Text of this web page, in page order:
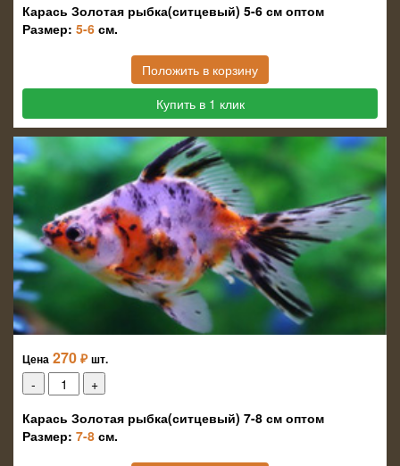
Карась Золотая рыбка(ситцевый) 5-6 см оптом
Размер: 5-6 см.
Положить в корзину
Купить в 1 клик
Цена 270 ₽ шт.
Карась Золотая рыбка(ситцевый) 7-8 см оптом
Размер: 7-8 см.